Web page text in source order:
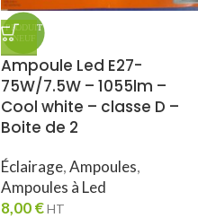
Ampoule Led E27-
75W/7.5W – 1055lm –
Cool white – classe D –
Boite de 2
Éclairage,Ampoules,
Ampoules à Led
8,00€HT